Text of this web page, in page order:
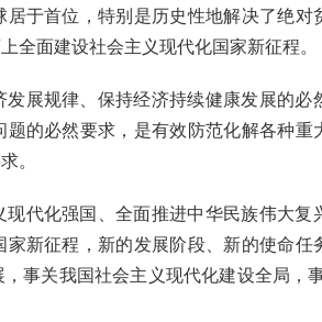
于首位，特别是历史性地解决了绝对
全面建设社会主义现代化国家新征程。
展规律、保持经济持续健康发展的必
的必然要求，是有效防范化解各种重
。
代化强国、全面推进中华民族伟大复
新征程，新的发展阶段、新的使命任
事关我国社会主义现代化建设全局，